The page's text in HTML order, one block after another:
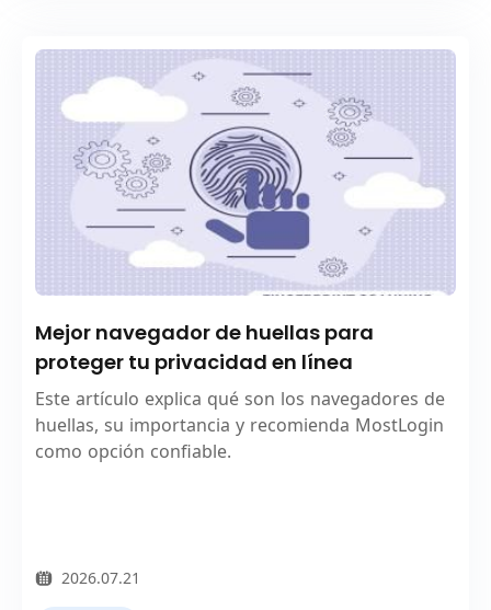
Mejor navegador de huellas para
proteger tu privacidad en línea
Este artículo explica qué son los navegadores de
huellas, su importancia y recomienda MostLogin
como opción confiable.
2026.07.21